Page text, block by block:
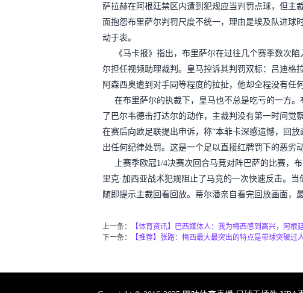
萨拉赫在阿根廷禁区内遭到犯规应当判罚点球，但主
面抱怨布里萨尔判罚尺度不统一，理由是埃及队进球
动于衷。
《马卡报》指出，布里萨尔在过往几个赛季数次
尔担任视频助理裁判。皇马控诉其判罚双标：吕迪格
阿森西奥遭到对手同等程度的拉扯，他却全程没有任何
在布里萨尔的执裁下，皇马也不总是吃亏的一方
了巴尔韦德击打达尔的动作，主裁判没有第一时间
在赛后向欧足联提出申诉，称“本菲卡深感遗憾，回
出任何纪律处罚。这是一个足以直接红牌罚下的恶劣
上赛季欧冠1/4决赛次回合马竞对阵巴萨的比赛，
里克·加西亚战术犯规阻止了马竞的一次快速反击。
随即提示主裁回看回放。蒂尔潘亲自看完回放画面，
上一条：
【体育资讯】巴西媒体人：我为梅西感到高兴，阿根
下一条：
【推荐】张路：梅西最大最突出的特点是带球突破过